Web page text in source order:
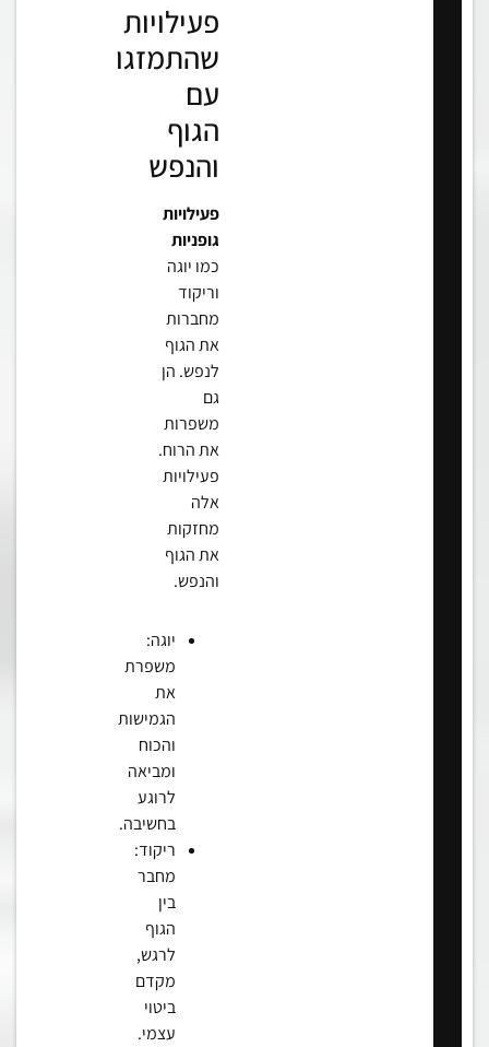
פעילויות
שהתמזגו
עם
הגוף
והנפש
פעילויות
גופניות
כמו יוגה
וריקוד
מחברות
את הגוף
לנפש. הן
גם
משפרות
את הרוח.
פעילויות
אלה
מחזקות
את הגוף
והנפש.
יוגה:
משפרת
את
הגמישות
והכוח
ומביאה
לרוגע
בחשיבה.
ריקוד:
מחבר
בין
הגוף
לרגש,
מקדם
ביטוי
עצמי.